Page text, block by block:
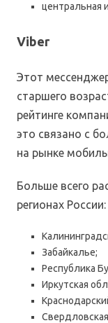
центральная
Viber
Этот
старшего
рейтинге
это связано с
на рынке
Больше всего
регионах России:
Забайкалье;
Республика
Иркутская